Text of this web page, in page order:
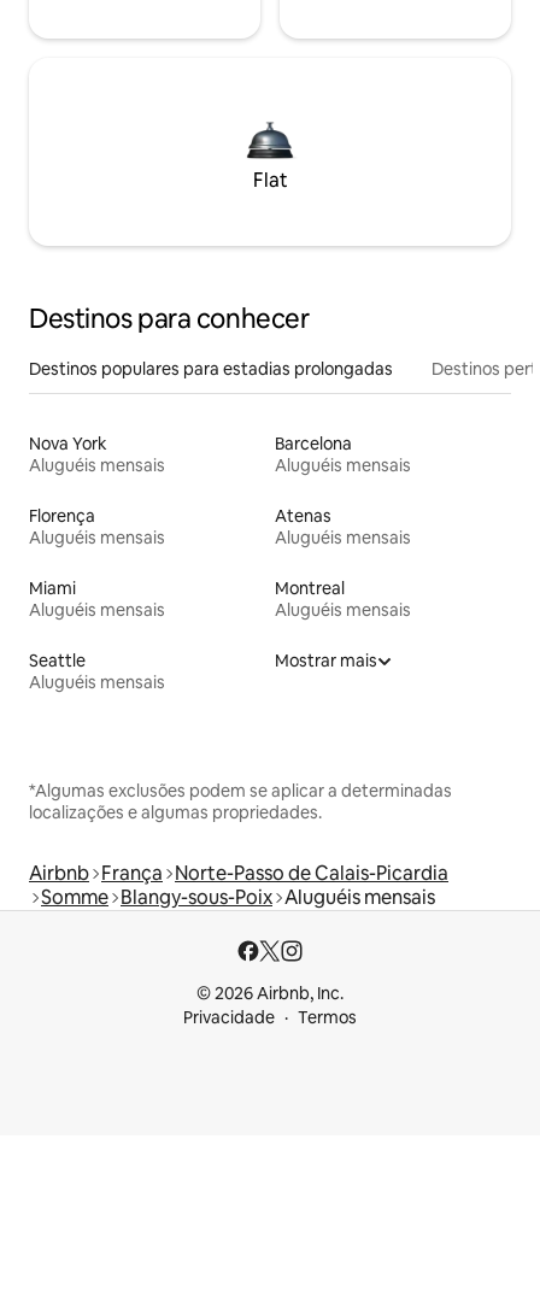
Flat
Destinos para conhecer
Destinos populares para estadias prolongadas Destinos
Nova York
Aluguéis mensais
Barcelona
Aluguéis mensais
Florença
Aluguéis mensais
Atenas
Aluguéis mensais
Miami
Aluguéis mensais
Montreal
Aluguéis mensais
Seattle
Aluguéis mensais
Mostrar mais
*Algumas exclusões podem se aplicar a determinadas
localizações e algumas propriedades.
Airbnb França Norte-Passo de Calais-Picardia
Somme Blangy-sous-Poix Aluguéis mensais
© 2026 Airbnb, Inc.
Privacidade
Termos